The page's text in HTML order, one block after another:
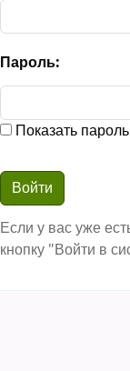
Пароль:
Показать пароль
Если у вас уже
кнопку "Войти в